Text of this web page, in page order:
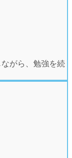
がら、勉強を続